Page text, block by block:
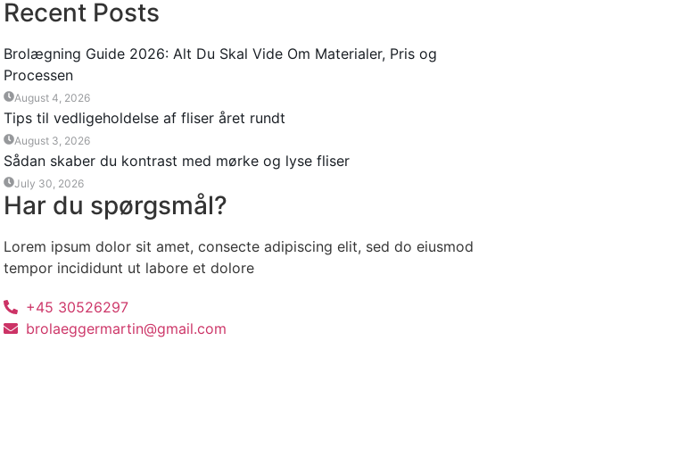
Recent Posts
Brolægning Guide 2026: Alt Du Skal Vide Om Materialer, Pris og
Processen
August 4, 2026
Tips til vedligeholdelse af fliser året rundt
August 3, 2026
Sådan skaber du kontrast med mørke og lyse fliser
July 30, 2026
Har du spørgsmål?
Lorem ipsum dolor sit amet, consecte adipiscing elit, sed do eiusmod
tempor incididunt ut labore et dolore
+45 30526297
brolaeggermartin@gmail.com